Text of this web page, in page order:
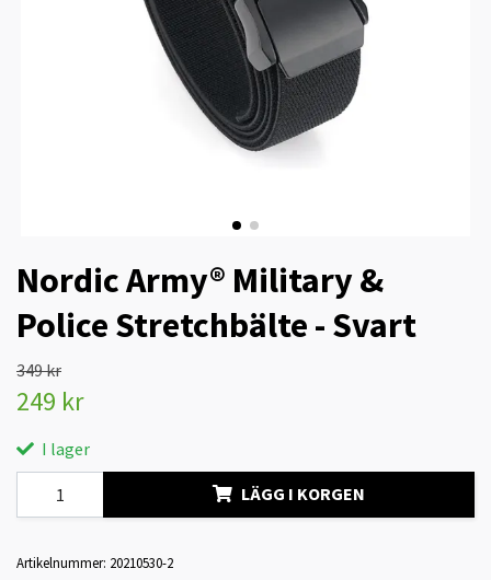
Nordic Army® Military &
Police Stretchbälte - Svart
349 kr
249 kr
I lager
LÄGG I KORGEN
Artikelnummer: 20210530-2